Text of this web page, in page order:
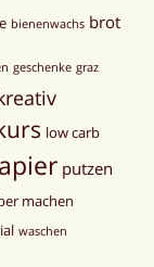
bienenwachs brot
geschenke graz
low carb
putzen
machen
waschen